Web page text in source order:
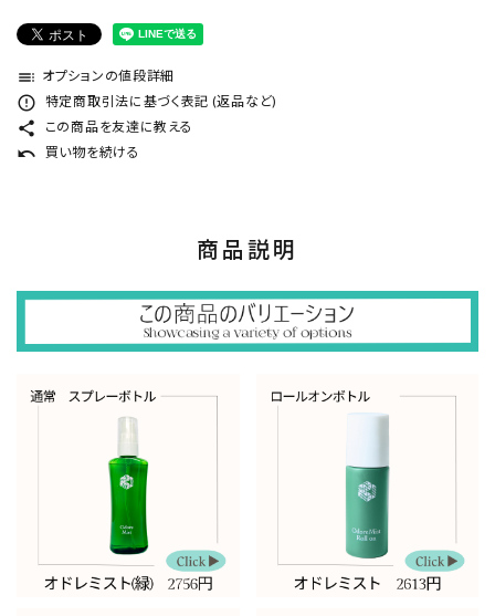
toc オプションの値段詳細
error_outline 特定商取引法に基づく表記 (返品など)
share この商品を友達に教える
undo 買い物を続ける
商品説明